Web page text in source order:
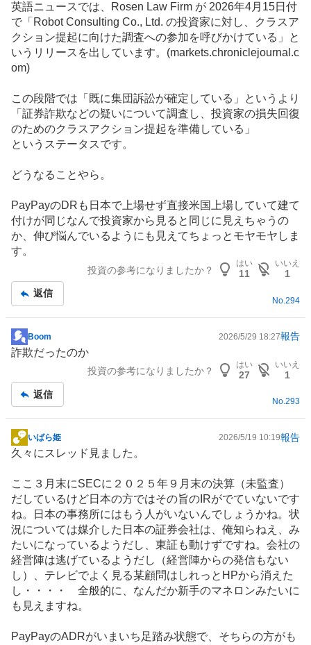
記
事
英語ニュースでは、Rosen Law Firm が 2026年4月15日付
で「Robot Consulting Co., Ltd. の投資家に対し、クラスア
クション提起に向けた調査への参加を呼びかけている」と
いうリリースを出しています。(markets.chroniclejournal.c
om)
この段階では「既に集団訴訟が確定している」というより
「証券詐欺などの疑いについて調査し、投資家の損失回復
のためのクラスアクション提起を準備している」
というステータスです。
どうなることやら。
PayPayのDRも日本で上場せず直接米国上場していて建て
付けが同じなんで投資家から見ると同じに見えちゃうの
か、伸び悩んでいるようにも見えてちょっとモヤモヤしま
す。
投資の参考になりましたか？
はい
11
いいえ
1
返信
No. 294
掲
示
事
Boom 2026/5/29 18:27報告
詐欺だったのか
投資の参考になりましたか？
はい
27
いいえ
1
返信
No.293
掲
示
記
事
いばら姫 2026/5/19 10:19報告
久々にスレッド見ました。
ここ３月末にSECに２０２５年９月末の決算（未監査）
だしているけど日本の方ではその旨の IRがでていないです
ね。日本の事務所にはもう人がいないんでしょうかね。状
況については媒介した日本の証券会社は、俺知らねえ、み
たいになっているようだし、東証も動けずですね。会社の
経営陣は逃げているようだし（経営陣からの発信もない
し）、 テレビでよく見る某顧問はしれっとHPから消えた
し・・・・ 全般的に、なんだか新手のマネロンみたいに
も見えますね。
PayPayのADRがいまいち足踏み状態で、そちらの方がも